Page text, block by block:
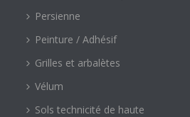
Persienne
Peinture / Adhésif
Grilles et arbalètes
Vélum
Sols technicité de haute